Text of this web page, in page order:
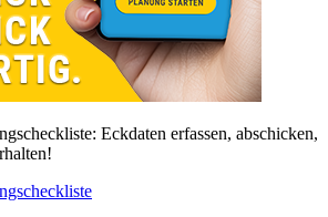
Eckdaten erfassen, abschicken,